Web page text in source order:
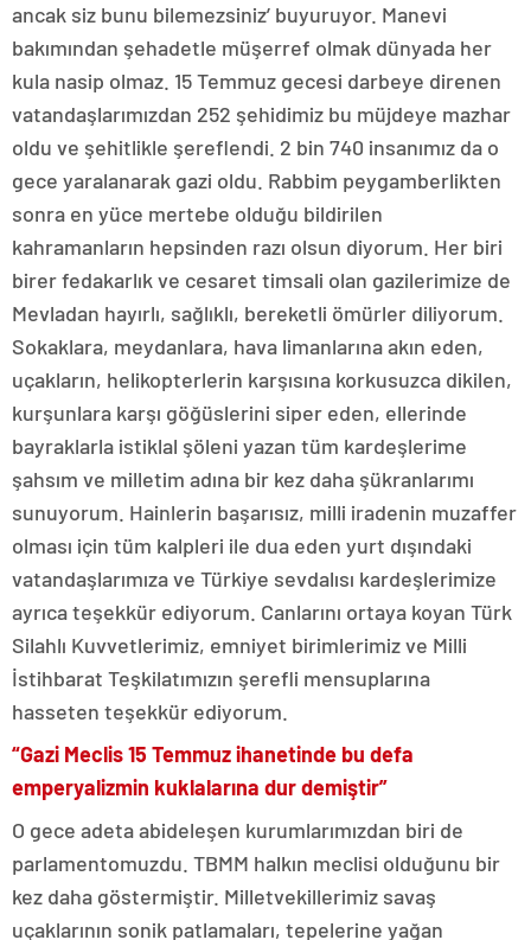
ancak siz bunu bilemezsiniz’ buyuruyor. Manevi
bakımından şehadetle müşerref olmak dünyada her
kula nasip olmaz. 15 Temmuz gecesi darbeye direnen
vatandaşlarımızdan 252 şehidimiz bu müjdeye mazhar
oldu ve şehitlikle şereflendi. 2 bin 740 insanımız da o
gece yaralanarak gazi oldu. Rabbim peygamberlikten
sonra en yüce mertebe olduğu bildirilen
kahramanların hepsinden razı olsun diyorum. Her biri
birer fedakarlık ve cesaret timsali olan gazilerimize de
Mevladan hayırlı, sağlıklı, bereketli ömürler diliyorum.
Sokaklara, meydanlara, hava limanlarına akın eden,
uçakların, helikopterlerin karşısına korkusuzca dikilen,
kurşunlara karşı göğüslerini siper eden, ellerinde
bayraklarla istiklal şöleni yazan tüm kardeşlerime
şahsım ve milletim adına bir kez daha şükranlarımı
sunuyorum. Hainlerin başarısız, milli iradenin muzaffer
olması için tüm kalpleri ile dua eden yurt dışındaki
vatandaşlarımıza ve Türkiye sevdalısı kardeşlerimize
ayrıca teşekkür ediyorum. Canlarını ortaya koyan Türk
Silahlı Kuvvetlerimiz, emniyet birimlerimiz ve Milli
İstihbarat Teşkilatımızın şerefli mensuplarına
hasseten teşekkür ediyorum.
“Gazi Meclis 15 Temmuz ihanetinde bu defa
emperyalizmin kuklalarına dur demiştir”
O gece adeta abideleşen kurumlarımızdan biri de
parlamentomuzdu. TBMM halkın meclisi olduğunu bir
kez daha göstermiştir. Milletvekillerimiz savaş
uçaklarının sonik patlamaları, tepelerine yağan